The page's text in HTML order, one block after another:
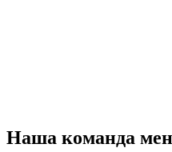
Наша команда